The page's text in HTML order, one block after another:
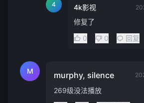
4 4k影视
修复了
0
0 回复
M murphy, silence
269级没法播放